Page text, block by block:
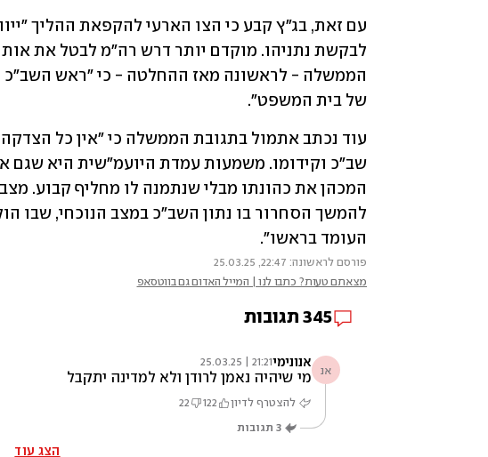
של בית המשפט".
העומד בראשו".
פורסם לראשונה: 22:47, 25.03.25
מצאתם טעות? כתבו לנו | המייל האדום גם בווטסאפ
345 תגובות
אנ אנונימי21:21 | 25.03.25
מי שיהיה נאמן לרודן ולא למדינה יתקבל
להצטרף לדיון 122
22
3 תגובות
הצג עוד